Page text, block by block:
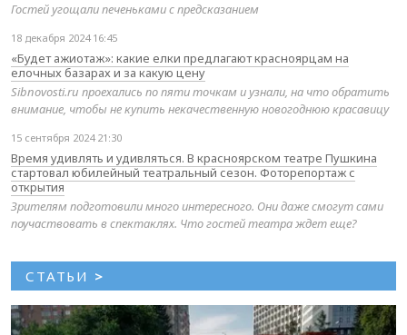
Гостей угощали печеньками с предсказанием
18 декабря 2024 16:45
«Будет ажиотаж»: какие елки предлагают красноярцам на
елочных базарах и за какую цену
Sibnovosti.ru проехались по пяти точкам и узнали, на что обратить
внимание, чтобы не купить некачественную новогоднюю красавицу
15 сентября 2024 21:30
Время удивлять и удивляться. В красноярском театре Пушкина
стартовал юбилейный театральный сезон. Фоторепортаж с
открытия
Зрителям подготовили много интересного. Они даже смогут сами
поучаствовать в спектаклях. Что гостей театра ждет еще?
СТАТЬИ >